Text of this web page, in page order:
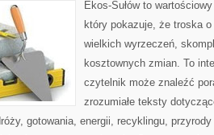
Ekos-Sułów to
który pokazuje, że troska
wielkich wyrzeczeń,
kosztownych zmian. To
czytelnik może znaleźć
zrozumiałe teksty
gotowania, energii, recyklingu,